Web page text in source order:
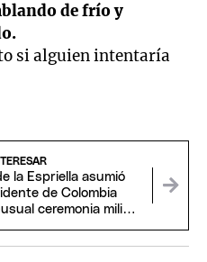
de frío y
si alguien intentaría
la Espriella asumió
de Colombia
ceremonia militar